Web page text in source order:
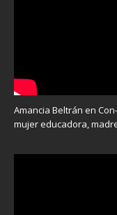
Amancia Beltrán en
mujer educadora,